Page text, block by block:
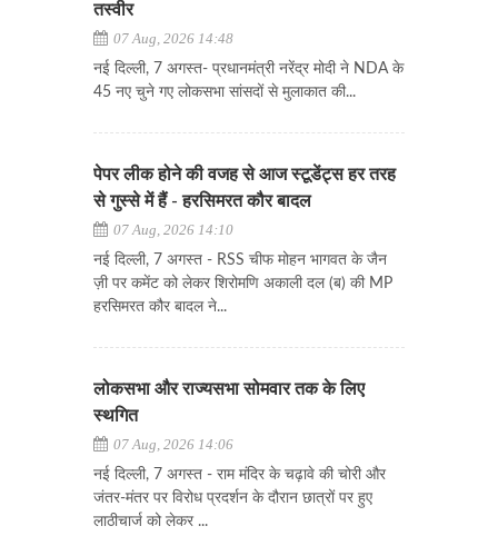
तस्वीर
07 Aug, 2026 14:48
नई दिल्ली, 7 अगस्त- प्रधानमंत्री नरेंद्र मोदी ने NDA के
45 नए चुने गए लोकसभा सांसदों से मुलाकात की...
पेपर लीक होने की वजह से आज स्टूडेंट्स हर तरह
से गुस्से में हैं - हरसिमरत कौर बादल
07 Aug, 2026 14:10
नई दिल्ली, 7 अगस्त - RSS चीफ मोहन भागवत के जैन
ज़ी पर कमेंट को लेकर शिरोमणि अकाली दल (ब) की MP
हरसिमरत कौर बादल ने...
लोकसभा और राज्यसभा सोमवार तक के लिए
स्थगित
07 Aug, 2026 14:06
नई दिल्ली, 7 अगस्त - राम मंदिर के चढ़ावे की चोरी और
जंतर-मंतर पर विरोध प्रदर्शन के दौरान छात्रों पर हुए
लाठीचार्ज को लेकर ...